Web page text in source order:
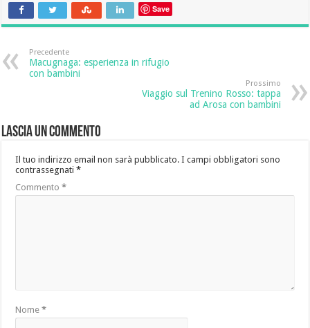
Save
Precedente
Macugnaga: esperienza in rifugio
con bambini
Prossimo
Viaggio sul Trenino Rosso: tappa
ad Arosa con bambini
Lascia un commento
Il tuo indirizzo email non sarà pubblicato. I campi obbligatori sono
contrassegnati*
Commento*
Nome*